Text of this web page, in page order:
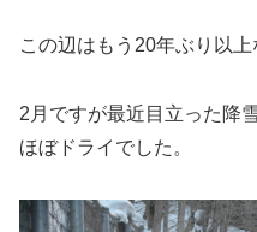
この辺はもう20年ぶり以上
2月ですが最近目立った降
ほぼドライでした。